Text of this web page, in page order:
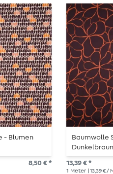
- Blumen
8,50 € *
Baumwolle
Dunkelbraun
13,39 € *
1 Meter | 13,39 € /